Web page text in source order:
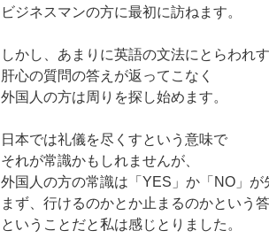
ビジネスマンの方に最初に訪ねます。
しかし、あまりに英語の文法にとらわれ
肝心の質問の答えが返ってこなく
外国人の方は周りを探し始めます。
日本では礼儀を尽くすという意味で
それが常識かもしれませんが、
外国人の方の常識は「YES」か「NO」が
まず、行けるのかとか止まるのかという
ということだと私は感じとりました。